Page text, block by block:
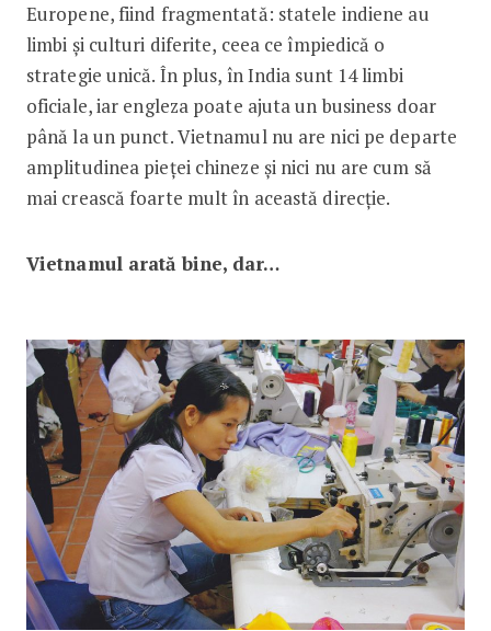
Europene, fiind fragmentată: statele indiene au
limbi și culturi diferite, ceea ce împiedică o
strategie unică. În plus, în India sunt 14 limbi
oficiale, iar engleza poate ajuta un business doar
până la un punct. Vietnamul nu are nici pe departe
amplitudinea pieței chi­ne­ze și nici nu are cum să
mai crească foarte mult în această direcție.
Vietnamul arată bine, dar…